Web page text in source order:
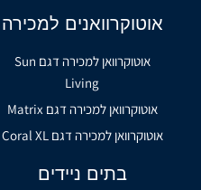
אוטוקרוואנים למכירה
אוטוקרוואן למכירה דגם Sun
Living
אוטוקרוואן למכירה דגם Matrix
אוטוקרוואן למכירה דגם Coral XL
בתים ניידים